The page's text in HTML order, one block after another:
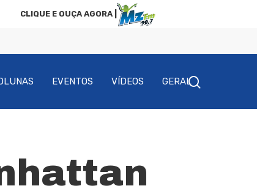
CLIQUE E OUÇA AGORA |
EVENTOS VÍDEOS GERAL